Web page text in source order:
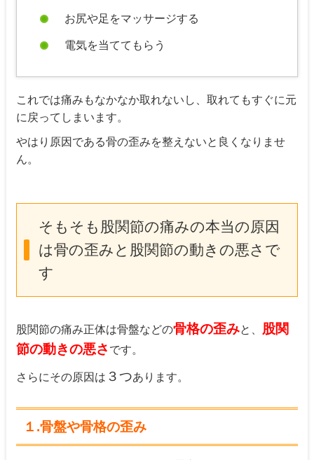
お尻や足をマッサージする
電気を当ててもらう
これでは痛みもなかなか取れないし、取れてもすぐに元
に戻ってしまいます。
やはり原因である骨の歪みを整えないと良くなりませ
ん。
そもそも股関節の痛みの本当の原因
は骨の歪みと股関節の動きの悪さで
す
股関節の痛み正体は骨盤などの骨格の歪みと、
股関
節の動きの悪さ です。
さらにその原因は ３つあります。
１.骨盤や骨格の歪み